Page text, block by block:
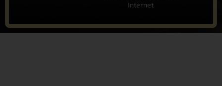
Internet